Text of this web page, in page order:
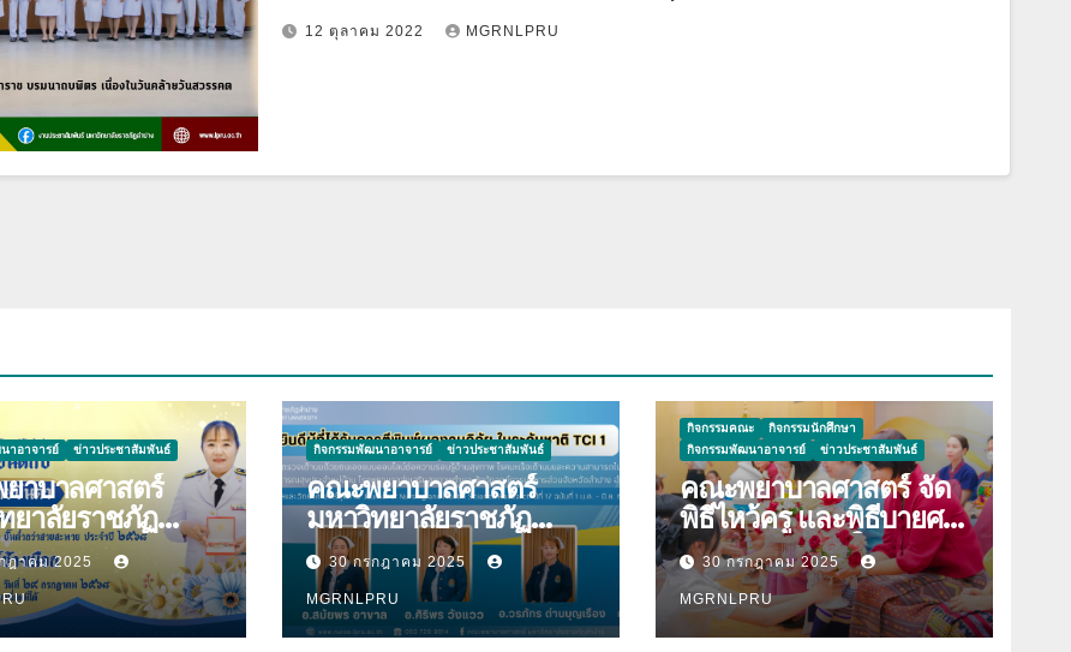
12 ตุลาคม 2022 MGRNLPRU
าอาจารย์ ข่าวประชาสัมพันธ์
าบาลศาสตร์
ยาลัยราชภัฏ
ม
นางมนันญา สาย
ได้รับ
ชทานเครื่องราช
ฎาคม 2025
กิจกรรมพัฒนาอาจารย์ ข่าวประชาสัมพันธ์
คณะพยาบาลศาสตร์
มหาวิทยาลัยราชภัฏ
ลำปาง ขอแสดงความ
ยินดีกับบุคลากร เนื่องใน
โอกาสที่ได้รับการตีพิมพ์
ผลงานวิจัย
30 กรกฎาคม 2025
MGRNLPRU
กิจกรรมคณะ
กิจกรรมนักศึกษา
กิจกรรมพัฒนาอาจารย์
ข่าวประชาสัมพันธ์
คณะพยาบาลศาสตร์ จัด
พิธีไหว้ครู และพิธีบายศรี
สู่ขวัญนักศึกษาใหม่
ประจำปีการศึกษา 2568
30 กรกฎาคม 2025
MGRNLPRU